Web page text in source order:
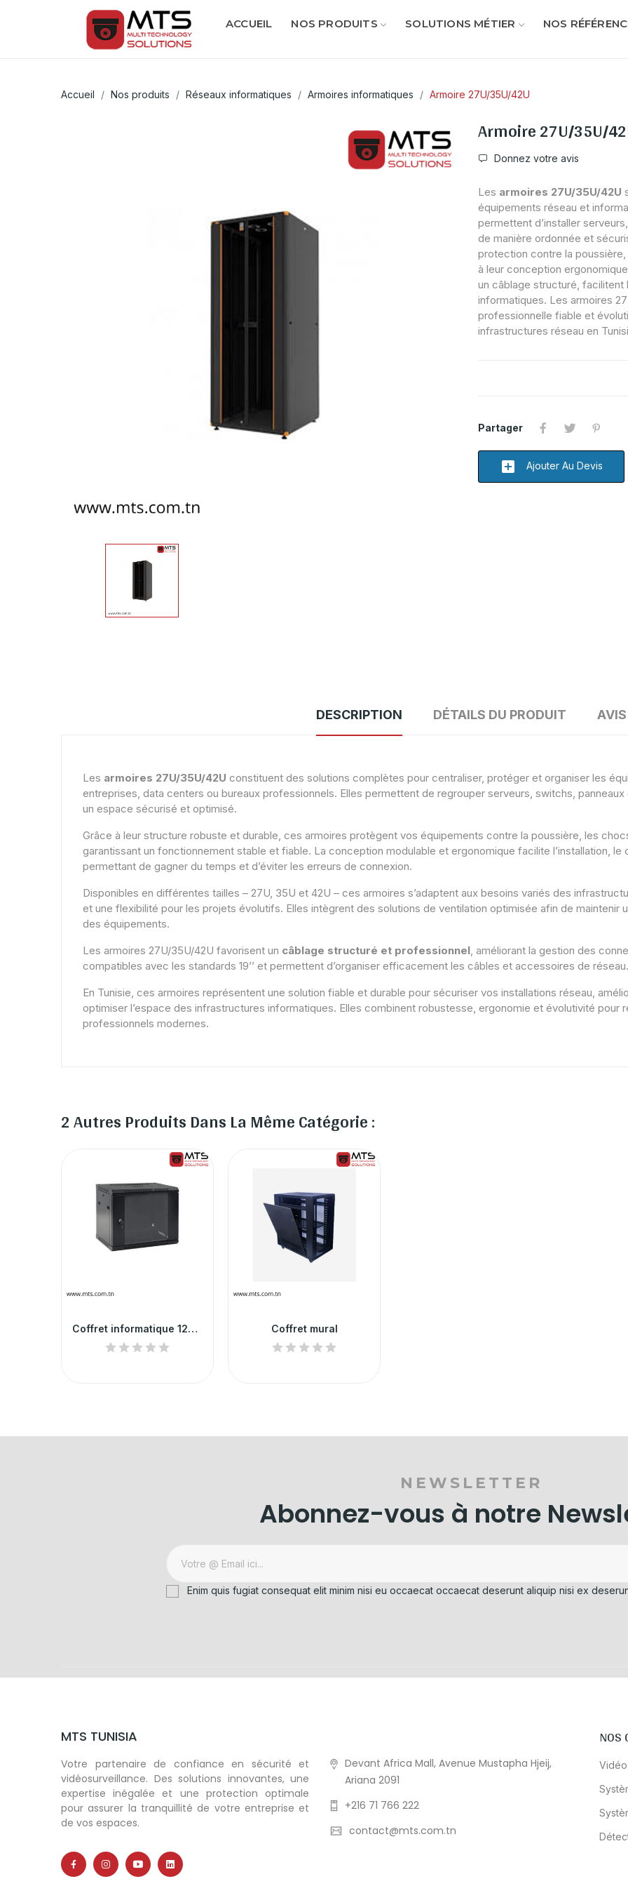
ACCUEIL NOS PRODUITS SOLUTIONS MÉTIER NOS
Accueil Nos produits Réseaux informatiques Armoires informatiques Armoire 27U/35U/42U
Armoire 27U/35U/
Donnez votre avis
Les armoires 27U/35U/42U
équipements réseau et
permettent d’installer
de manière ordonnée et
protection contre la
à leur conception
un câblage structuré, facilitent
informatiques. Les armoires
professionnelle fiable et
infrastructures réseau en
Partager
add_box Ajouter Au Devis
DESCRIPTION DÉTAILS DU PRODUIT AVIS
Les armoires 27U/35U/42U constituent des solutions complètes pour centraliser, protéger et organiser les
entreprises, data centers ou bureaux professionnels. Elles permettent de regrouper serveurs, switchs,
un espace sécurisé et optimisé.
Grâce à leur structure robuste et durable, ces armoires protègent vos équipements contre la poussière, les
garantissant un fonctionnement stable et fiable. La conception modulable et ergonomique facilite l’installation,
permettant de gagner du temps et d’éviter les erreurs de connexion.
Disponibles en différentes tailles – 27U, 35U et 42U – ces armoires s’adaptent aux besoins variés des
et une flexibilité pour les projets évolutifs. Elles intègrent des solutions de ventilation optimisée afin de maintenir
des équipements.
Les armoires 27U/35U/42U favorisent un câblage structuré et professionnel, améliorant la gestion des
compatibles avec les standards 19’’ et permettent d’organiser efficacement les câbles et accessoires de réseau.
En Tunisie, ces armoires représentent une solution fiable et durable pour sécuriser vos installations réseau,
optimiser l’espace des infrastructures informatiques. Elles combinent robustesse, ergonomie et évolutivité pour
professionnels modernes.
2 Autres Produits Dans La Même Catégorie :
Coffret informatique 12U/15U Coffret mural
NEWSLETTER
Abonnez-vous à notre
Enim quis fugiat consequat elit minim nisi eu occaecat occaecat deserunt aliquip nisi ex
MTS TUNISIA
Votre partenaire de confiance en sécurité et
vidéosurveillance. Des solutions innovantes, une
expertise inégalée et une protection optimale
pour assurer la tranquillité de votre entreprise et
de vos espaces.
Devant Africa Mall, Avenue Mustapha Hjeij,
Ariana 2091
+216 71 766 222
contact@mts.com.tn
NOS